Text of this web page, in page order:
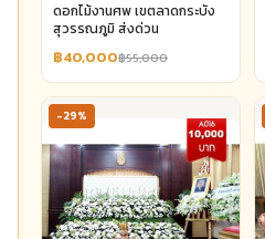
ดอกไม้งานศพ เขตลาดกระบัง
สุวรรณภูมิ ส่งด่วน
฿40,000฿55,000
-29%